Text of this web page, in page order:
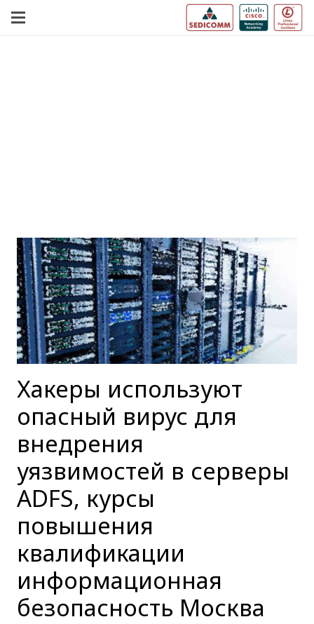
Хакеры используют
опасный вирус для
внедрения
уязвимостей в серверы
ADFS, курсы
повышения
квалификации
информационная
безопасность Москва